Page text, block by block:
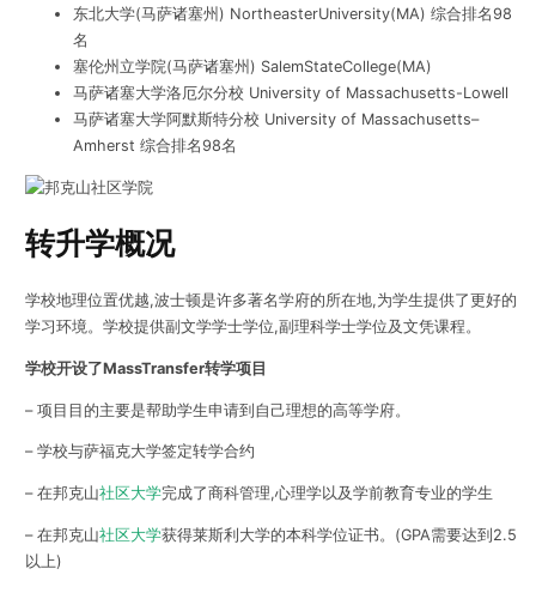
东北大学(马萨诸塞州) NortheasterUniversity(MA) 综合排名98
名
塞伦州立学院(马萨诸塞州) SalemStateCollege(MA)
马萨诸塞大学洛厄尔分校 University of Massachusetts-Lowell
马萨诸塞大学阿默斯特分校 University of Massachusetts–
Amherst 综合排名98名
转升学概况
学校地理位置优越,波士顿是许多著名学府的所在地,为学生提供了更好的
学习环境。学校提供副文学学士学位,副理科学士学位及文凭课程。
学校开设了MassTransfer转学项目
– 项目目的主要是帮助学生申请到自己理想的高等学府。
– 学校与萨福克大学签定转学合约
– 在邦克山社区大学完成了商科管理,心理学以及学前教育专业的学生
– 在邦克山社区大学获得莱斯利大学的本科学位证书。(GPA需要达到2.5
以上)